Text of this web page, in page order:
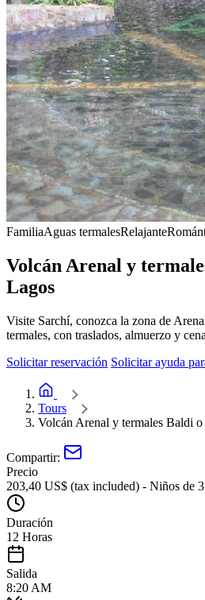
FamiliaAguas termalesRelajante
Volcán Arenal y
Lagos
Visite Sarchí, conozca la zona de
termales, con traslados, almuerzo y
Solicitar reservación Solicitar ayuda
Inicio de Adventure Inn
Tours
Volcán Arenal y termales Baldi
Compartir:
Precio
203,40 US$ (tax included) - Niños de
Duración
12 Horas
Salida
8:20 AM